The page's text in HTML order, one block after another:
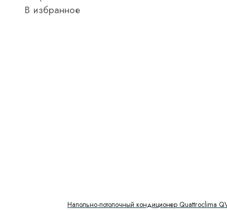
В избранное
Напольно-потолочный кондиционер Quattroclima